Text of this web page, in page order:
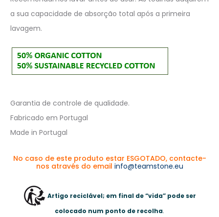
a sua capacidade de absorção total após a primeira
lavagem.
Garantia de controle de qualidade.
Fabricado em Portugal
Made in Portugal
No caso de este produto estar ESGOTADO, contacte-
nos através do email info@teamstone.eu
Artigo reciclável; em final de “vida” pode ser
colocado num ponto de recolha.